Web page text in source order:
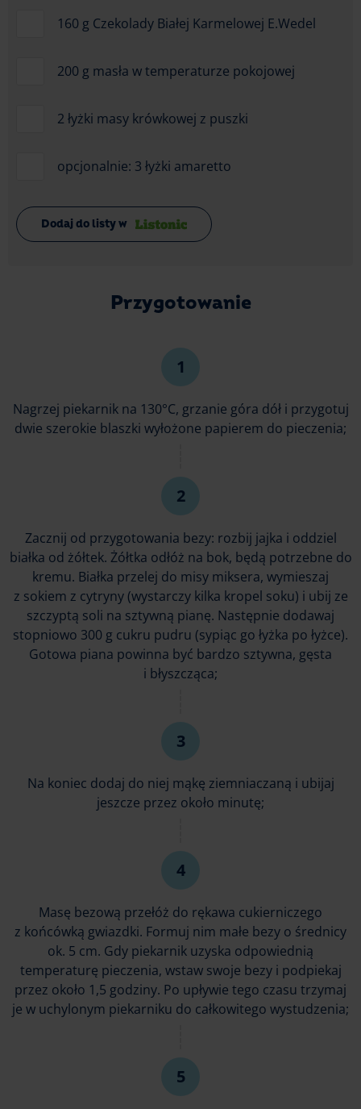
160 g Czekolady Białej Karmelowej E.Wedel
200 g masła w temperaturze pokojowej
2 łyżki masy krówkowej z puszki
opcjonalnie: 3 łyżki amaretto
Dodaj do listy w
Przygotowanie
Nagrzej piekarnik na 130°C, grzanie góra dół i przygotuj
dwie szerokie blaszki wyłożone papierem do pieczenia;
Zacznij od przygotowania bezy: rozbij jajka i oddziel
białka od żółtek. Żółtka odłóż na bok, będą potrzebne do
kremu. Białka przelej do misy miksera, wymieszaj
z sokiem z cytryny (wystarczy kilka kropel soku) i ubij ze
szczyptą soli na sztywną pianę. Następnie dodawaj
stopniowo 300 g cukru pudru (sypiąc go łyżka po łyżce).
Gotowa piana powinna być bardzo sztywna, gęsta
i błyszcząca;
Na koniec dodaj do niej mąkę ziemniaczaną i ubijaj
jeszcze przez około minutę;
Masę bezową przełóż do rękawa cukierniczego
z końcówką gwiazdki. Formuj nim małe bezy o średnicy
ok. 5 cm. Gdy piekarnik uzyska odpowiednią
temperaturę pieczenia, wstaw swoje bezy i podpiekaj
przez około 1,5 godziny. Po upływie tego czasu trzymaj
je w uchylonym piekarniku do całkowitego wystudzenia;